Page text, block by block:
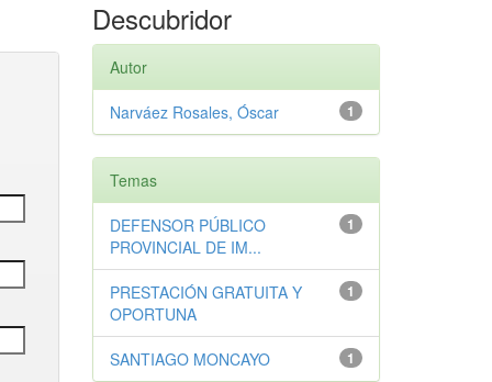
Descubridor
Autor
1
Narváez Rosales, Óscar
Temas
1
DEFENSOR PÚBLICO
PROVINCIAL DE IM...
1
PRESTACIÓN GRATUITA Y
OPORTUNA
1
SANTIAGO MONCAYO